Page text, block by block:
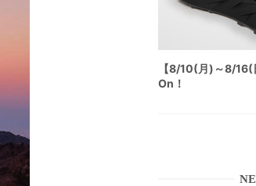
【8/10(月)～8/
On！